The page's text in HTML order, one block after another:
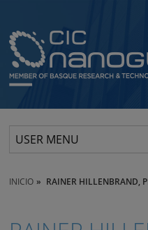
USER MENU
INICIO RAINER HILLENBRAND,